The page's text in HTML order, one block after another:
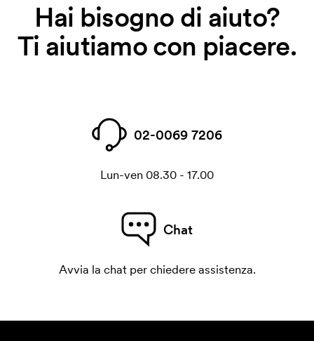
Hai bisogno di aiuto?
Ti aiutiamo con piacere.
02-0069 7206
Lun-ven 08.30 - 17.00
Chat
Avvia la chat per chiedere assistenza.